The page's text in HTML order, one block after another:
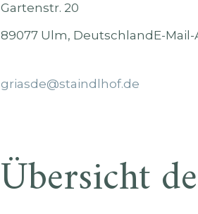
Gartenstr. 20
89077 Ulm, DeutschlandE-Mail-
griasde@staindlhof.de
Übersicht